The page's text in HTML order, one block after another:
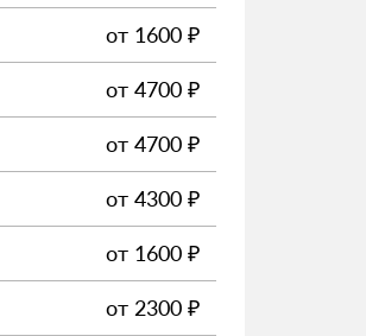
от 1600 ₽
от 4700 ₽
от 4700 ₽
от 4300 ₽
от 1600 ₽
от 2300 ₽